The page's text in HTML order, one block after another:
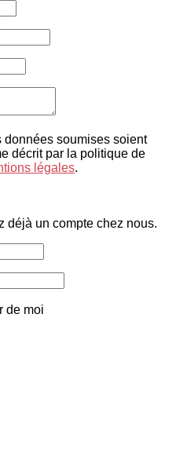
données soumises soient
décrit par la politique de
légales.
déjà un compte chez nous.
de moi